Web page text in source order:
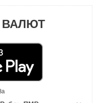
ВАЛЮТ